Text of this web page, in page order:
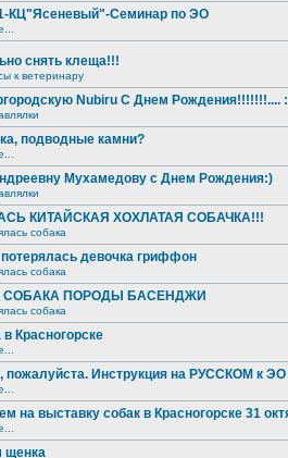
КЦ"Ясеневый"-Семинар по ЭО
снять клеща!!!
к ветеринару
Nubiru С Днем Рождения!!!!!!!....
подводные камни?
Мухамедову с Днем Рождения:)
КИТАЙСКАЯ ХОХЛАТАЯ СОБАЧКА!!!
собака
девочка гриффон
собака
СОБАКА ПОРОДЫ БАСЕНДЖИ
собака
Красногорске
пожалуйста. Инструкция на РУССКОМ к ЭО
на выставку собак в Красногорске 31
щенка